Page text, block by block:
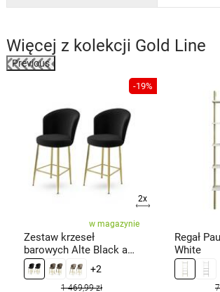
Więcej z kolekcji Gold Line
Previous
-19%
2x
w magazynie
Zestaw krzeseł
barowych Alte Black and
Gold, 2 szt.
+2
1 469,99 zł
Regał
White